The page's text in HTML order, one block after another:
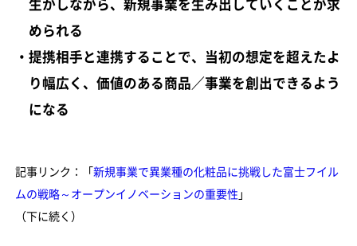
生かしながら、新規事業を生み出していくことが求
められる
・提携相手と連携することで、当初の想定を超えたよ
り幅広く、価値のある商品／事業を創出できるよう
になる
記事リンク：「新規事業で異業種の化粧品に挑戦した富士フイル
ムの戦略～オープンイノベーションの重要性 」
（下に続く）